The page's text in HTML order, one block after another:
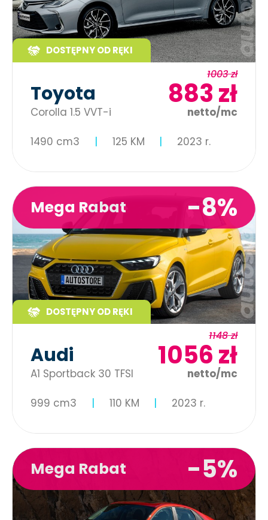
DOSTĘPNY OD RĘKI
Toyota
Corolla 1.5 VVT-i
1003 zł
883 zł
netto/mc
1490 cm3 125 KM 2023 r.
Mega Rabat -8%
DOSTĘPNY OD RĘKI
Audi
A1 Sportback 30 TFSI
1148 zł
1056 zł
netto/mc
999 cm3 110 KM 2023 r.
Mega Rabat -5%